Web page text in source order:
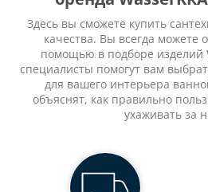
Здесь вы сможете купить
качества. Вы всегда можете
помощью в подборе изделий
специалисты помогут вам
для вашего интерьера
объяснят, как правильно
ухаживать за